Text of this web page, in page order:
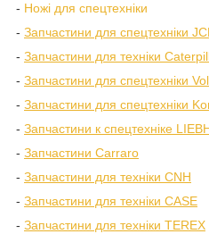
- Ножі для спецтехніки
- Запчастини для спецтехніки
- Запчастини для техніки
- Запчастини для спецтехніки
- Запчастини для спецтехніки
- Запчастини к спецтехніке
- Запчастини Carraro
- Запчастини для техніки CNH
- Запчастини для техніки CASE
- Запчастини для техніки TEREX